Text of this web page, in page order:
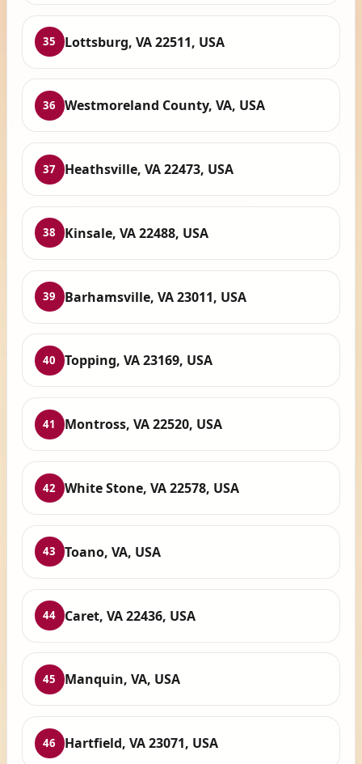
35 Lottsburg, VA 22511, USA
36 Westmoreland County, VA, USA
37 Heathsville, VA 22473, USA
38 Kinsale, VA 22488, USA
39 Barhamsville, VA 23011, USA
40 Topping, VA 23169, USA
41 Montross, VA 22520, USA
42 White Stone, VA 22578, USA
43 Toano, VA, USA
44 Caret, VA 22436, USA
45 Manquin, VA, USA
46 Hartfield, VA 23071, USA